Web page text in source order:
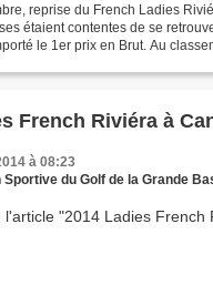
reprise du French Ladies
étaient contentes de se
le 1er prix en Brut. Au
2014 Ladies French
à 08:23
du Golf de la Grande